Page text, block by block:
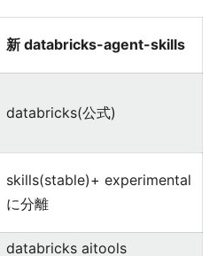
新 databricks-agent-skills
databricks(公式)
skills(stable)+ experimental
に分離
databricks aitools